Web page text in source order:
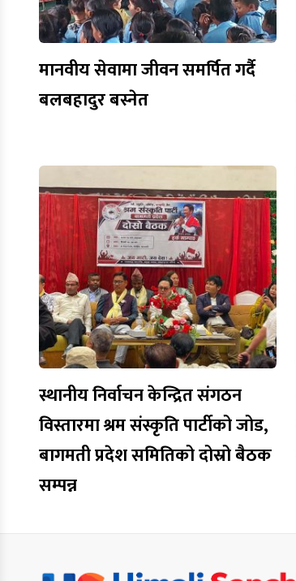
मानवीय सेवामा जीवन समर्पित गर्दै
बलबहादुर बस्नेत
स्थानीय निर्वाचन केन्द्रित संगठन
विस्तारमा श्रम संस्कृति पार्टीको जोड,
बागमती प्रदेश समितिको दोस्रो बैठक
सम्पन्न